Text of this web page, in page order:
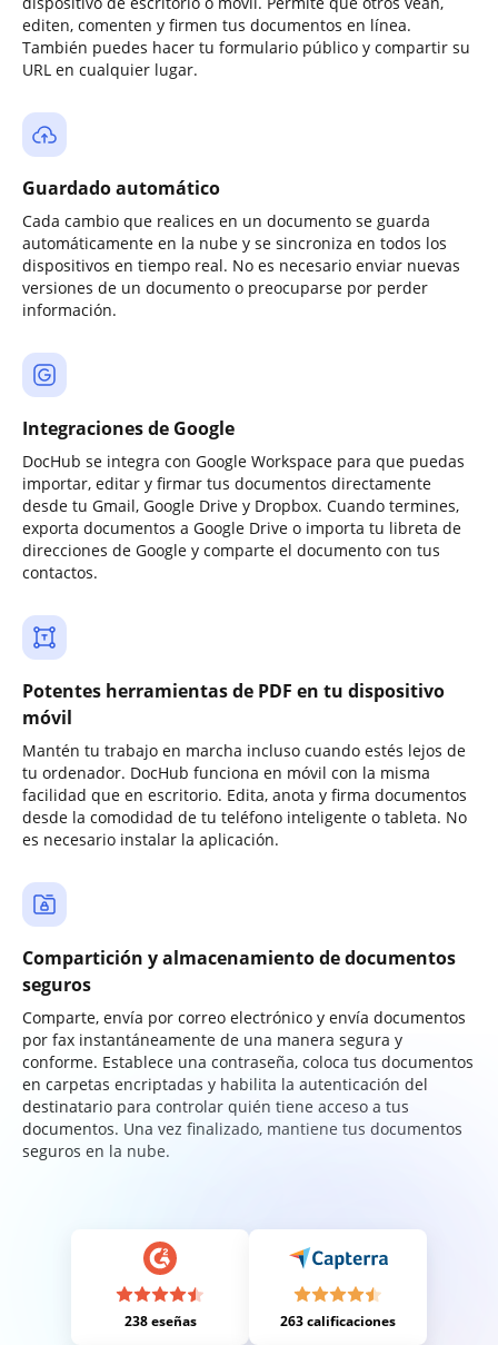
editen, comenten y firmen tus documentos en línea.
También puedes hacer tu formulario público y compartir su
URL en cualquier lugar.
Guardado automático
Cada cambio que realices en un documento se guarda
automáticamente en la nube y se sincroniza en todos los
dispositivos en tiempo real. No es necesario enviar nuevas
versiones de un documento o preocuparse por perder
información.
Integraciones de Google
DocHub se integra con Google Workspace para que puedas
importar, editar y firmar tus documentos directamente
desde tu Gmail, Google Drive y Dropbox. Cuando termines,
exporta documentos a Google Drive o importa tu libreta de
direcciones de Google y comparte el documento con tus
contactos.
Potentes herramientas de PDF en tu dispositivo
móvil
Mantén tu trabajo en marcha incluso cuando estés lejos de
tu ordenador. DocHub funciona en móvil con la misma
facilidad que en escritorio. Edita, anota y firma documentos
desde la comodidad de tu teléfono inteligente o tableta. No
es necesario instalar la aplicación.
Compartición y almacenamiento de documentos
seguros
Comparte, envía por correo electrónico y envía documentos
por fax instantáneamente de una manera segura y
conforme. Establece una contraseña, coloca tus documentos
en carpetas encriptadas y habilita la autenticación del
destinatario para controlar quién tiene acceso a tus
documentos. Una vez finalizado, mantiene tus documentos
seguros en la nube.
238 eseñas 263 calificaciones